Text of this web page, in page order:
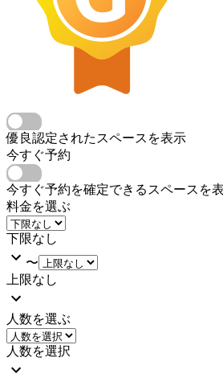
優良認定されたスペースを表示
今すぐ予約
今すぐ予約を確定できるスペースを
料金を選ぶ
下限なし
〜
上限なし
人数を選ぶ
人数を選択